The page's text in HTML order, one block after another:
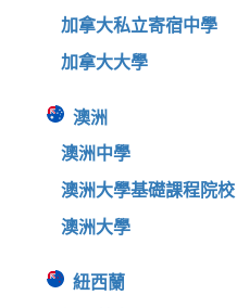
加拿大私立寄宿中學
加拿大大學
澳洲
澳洲中學
澳洲大學基礎課程院校
澳洲大學
紐西蘭